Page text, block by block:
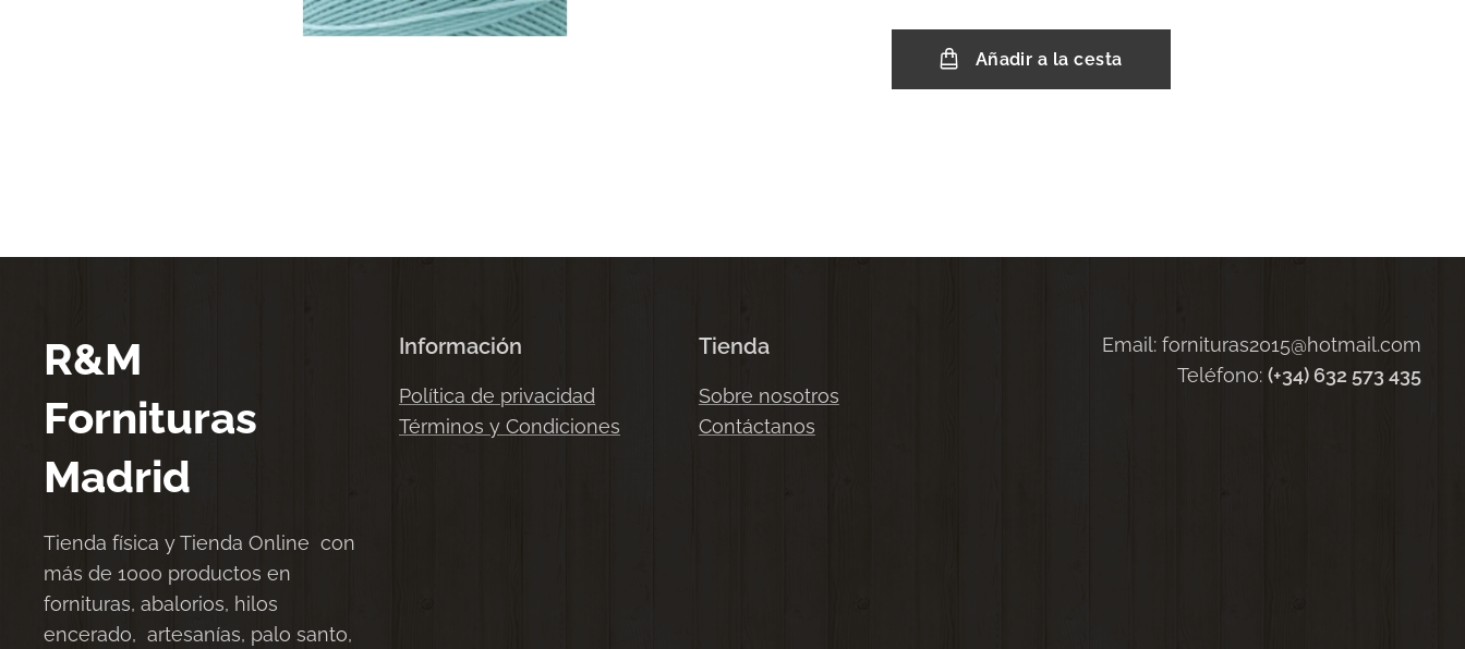
Añadir a la cesta
R&M
Fornituras
Madrid
Tienda física y Tienda Online con
más de 1000 productos en
fornituras, abalorios, hilos
encerado, artesanías, palo santo,
Información
Política de privacidad
Términos y Condiciones
Tienda
Sobre nosotros
Contáctanos
Email: fornituras2015@hotmail.com
Teléfono: (+34) 632 573 435